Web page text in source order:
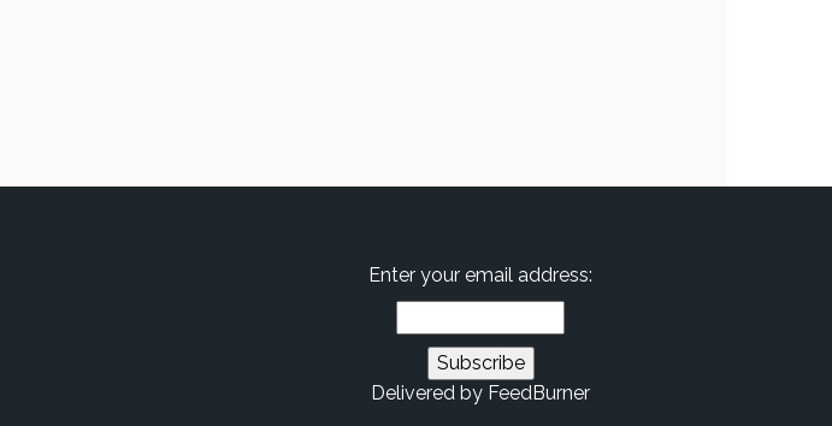
Enter your email address:
Delivered by FeedBurner